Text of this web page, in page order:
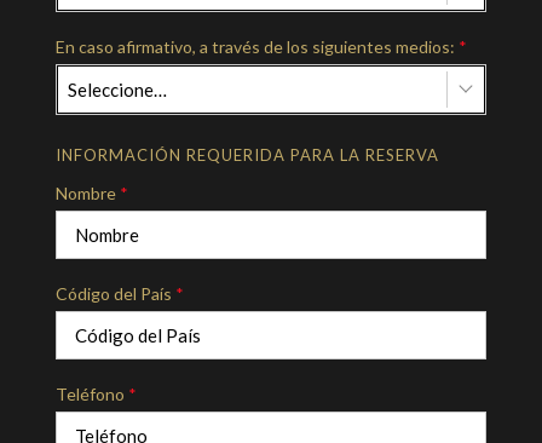
En caso afirmativo, a través de los siguientes medios: *
Seleccione…
INFORMACIÓN REQUERIDA PARA LA RESERVA
Nombre *
Código del País *
Teléfono *